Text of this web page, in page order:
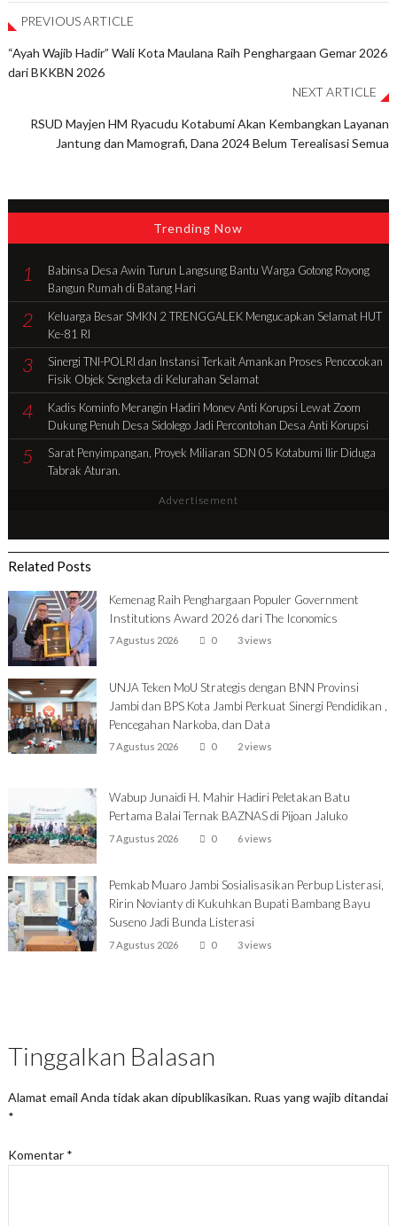
PREVIOUS ARTICLE
“Ayah Wajib Hadir” Wali Kota Maulana Raih Penghargaan Gemar 2026
dari BKKBN 2026
NEXT ARTICLE
RSUD Mayjen HM Ryacudu Kotabumi Akan Kembangkan Layanan
Jantung dan Mamografi, Dana 2024 Belum Terealisasi Semua
Trending Now
1
Babinsa Desa Awin Turun Langsung Bantu Warga Gotong Royong
Bangun Rumah di Batang Hari
2
Keluarga Besar SMKN 2 TRENGGALEK Mengucapkan Selamat HUT
Ke-81 RI
3
Sinergi TNI-POLRI dan Instansi Terkait Amankan Proses Pencocokan
Fisik Objek Sengketa di Kelurahan Selamat
4
Kadis Kominfo Merangin Hadiri Monev Anti Korupsi Lewat Zoom
Dukung Penuh Desa Sidolego Jadi Percontohan Desa Anti Korupsi
5
Sarat Penyimpangan, Proyek Miliaran SDN 05 Kotabumi Ilir Diduga
Tabrak Aturan.
Advertisement
Related Posts
Kemenag Raih Penghargaan Populer Government
Institutions Award 2026 dari The Iconomics
7 Agustus 2026 0 3 views
UNJA Teken MoU Strategis dengan BNN Provinsi
Jambi dan BPS Kota Jambi Perkuat Sinergi Pendidikan ,
Pencegahan Narkoba, dan Data
7 Agustus 2026 0 2 views
Wabup Junaidi H. Mahir Hadiri Peletakan Batu
Pertama Balai Ternak BAZNAS di Pijoan Jaluko
7 Agustus 2026 0 6 views
Pemkab Muaro Jambi Sosialisasikan Perbup Listerasi,
Ririn Novianty di Kukuhkan Bupati Bambang Bayu
Suseno Jadi Bunda Listerasi
7 Agustus 2026 0 3 views
Tinggalkan Balasan
Alamat email Anda tidak akan dipublikasikan. Ruas yang wajib ditandai
*
Komentar *